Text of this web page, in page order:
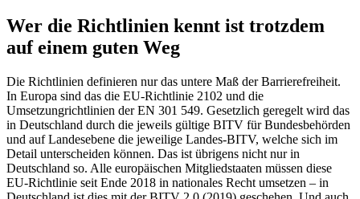
Wer die Richtlinien kennt ist trotzdem
auf einem guten Weg
Die Richtlinien definieren nur das untere Maß der Barrierefreiheit.
In Europa sind das die EU-Richtlinie 2102 und die
Umsetzungrichtlinien der EN 301 549. Gesetzlich geregelt wird das
in Deutschland durch die jeweils gültige BITV für Bundesbehörden
und auf Landesebene die jeweilige Landes-BITV, welche sich im
Detail unterscheiden können. Das ist übrigens nicht nur in
Deutschland so. Alle europäischen Mitgliedstaaten müssen diese
EU-Richtlinie seit Ende 2018 in nationales Recht umsetzen – in